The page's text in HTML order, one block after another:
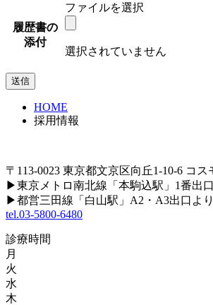
履歴書の
添付
ファイルを選択
選択されていません
HOME
採用情報
〒113-0023 東京都文京区向丘1-10-6 コス
▶東京メトロ南北線「本駒込駅」1番出
▶都営三田線「白山駅」A2・A3出口よ
tel.03-5800-6480
診療時間
月
火
水
木